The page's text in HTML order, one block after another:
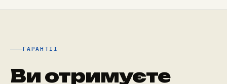
ГАРАНТІЇ
Ви отримуєте